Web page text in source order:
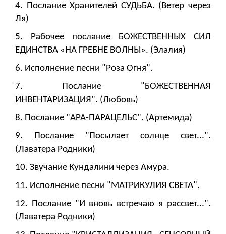
4. Послание Хранителей СУДЬБА. (Ветер через
Ля)
5. Рабочее послание БОЖЕСТВЕННЫХ СИЛ
ЕДИНСТВА «НА ГРЕБНЕ ВОЛНЫ». (Элалия)
6. Исполнение песни "Роза Огня".
7. Послание "БОЖЕСТВЕННАЯ
ИНВЕНТАРИЗАЦИЯ". (Любовь)
8. Послание "АРА-ПАРАЦЕЛЬС". (Артемида)
9. Послание "Посылает солнце свет...".
(Лаватера Родники)
10. Звучание Кундалини через Амура.
11. Исполнение песни "МАТРИКУЛИЯ СВЕТА".
12. Послание "И вновь встречаю я рассвет...".
(Лаватера Родники)